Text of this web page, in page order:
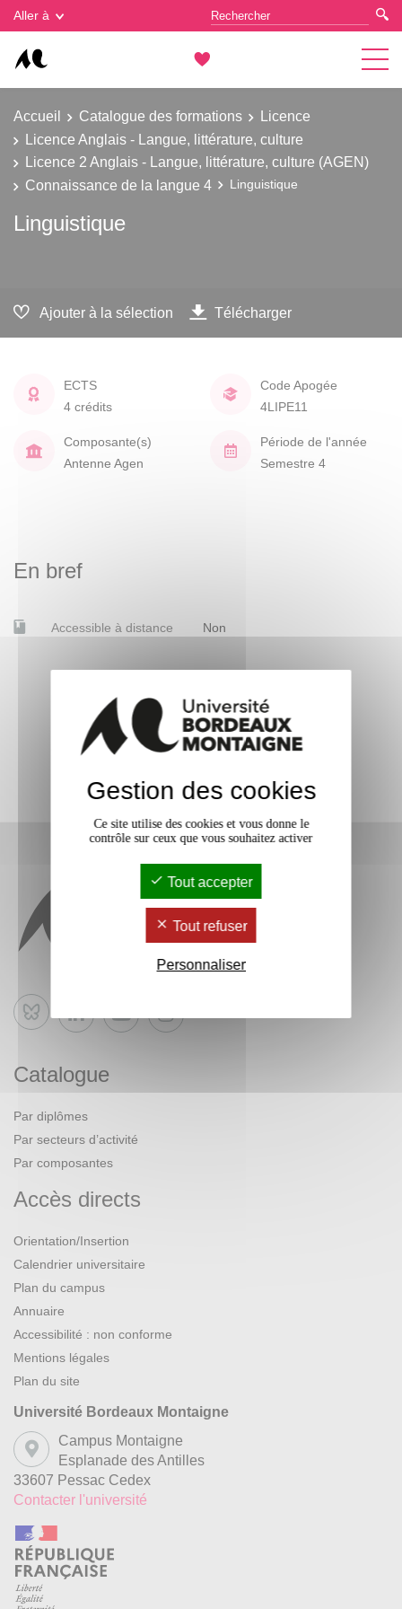
Aller à
Accueil Catalogue des formations
Licence
Licence Anglais - Langue, littérature, culture
Licence 2 Anglais - Langue, littérature, culture (AGEN)
Connaissance de la langue 4
Linguistique
Linguistique
Ajouter à la sélection Télécharger
ECTS
4 crédits
Code Apogée
4LIPE11
Composante(s)
Antenne Agen
Période de l'année
Semestre 4
En bref
Accessible à distance Non
Bluesky
Catalogue
Par diplômes
Par secteurs d’activité
Par composantes
Accès directs
Orientation/Insertion
Calendrier universitaire
Plan du campus
Annuaire
Accessibilité : non conforme
Mentions légales
Plan du site
Université Bordeaux Montaigne
Campus Montaigne
Esplanade des Antilles
33607 Pessac Cedex
Contacter l'université
Gestion des cookies
Gestion des cookies
Ce site utilise des cookies et vous donne le
contrôle sur ceux que vous souhaitez activer
Tout accepter
Tout refuser
Personnaliser